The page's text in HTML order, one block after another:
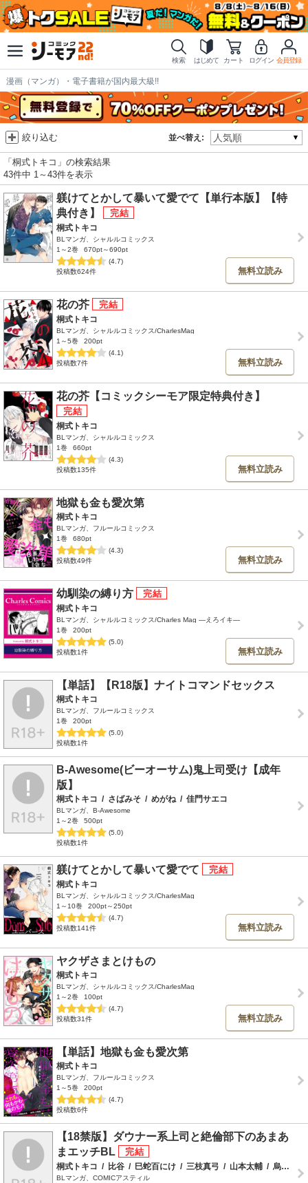
検索 はじめて カート ログイン 会員登録
漫画（マンガ）・電子書籍が国内最大級!!
並べ替え:
絞り込む
「桐式トキコ」の検索結果
43件中 1～43件を表示
躾けてとかして暴いて愛でて【単行本版】【特
典付き】
桐式トキコ
BLマンガ、シャルルコミックス
1～2巻
670pt～690pt
(4.7)
投稿数624件
無料立読み
花の芥
桐式トキコ
BLマンガ、シャルルコミックス/CharlesMag
1～5巻
200pt
(4.1)
投稿数7件
無料立読み
花の芥【コミックシーモア限定特典付き】
桐式トキコ
BLマンガ、シャルルコミックス
1巻
660pt
(4.3)
投稿数135件
無料立読み
地獄も金も愛次第
桐式トキコ
BLマンガ、フルールコミックス
1巻
680pt
(4.3)
投稿数49件
無料立読み
幼馴染の縛り方
桐式トキコ
BLマンガ、シャルルコミックス/Charles Mag ―えろイキ―
1巻
200pt
(5.0)
投稿数1件
無料立読み
【単話】【R18版】ナイトコマンドセックス
桐式トキコ
BLマンガ、フルールコミックス
1巻
200pt
(5.0)
投稿数1件
B-Awesome(ビーオーサム)鬼上司受け【成年
版】
桐式トキコ / さばみそ / めがね / 佳門サエコ
BLマンガ、B-Awesome
1～2巻
500pt
(5.0)
投稿数1件
躾けてとかして暴いて愛でて
桐式トキコ
BLマンガ、シャルルコミックス/CharlesMag
1～10巻
200pt～250pt
(4.7)
投稿数141件
無料立読み
ヤクザさまとけもの
桐式トキコ
BLマンガ、シャルルコミックス/CharlesMag
1～2巻
100pt
(4.7)
投稿数31件
無料立読み
【単話】地獄も金も愛次第
桐式トキコ
BLマンガ、フルールコミックス
1～5巻
200pt
(4.7)
投稿数6件
【18禁版】ダウナー系上司と絶倫部下のあまあ
まエッチBL
桐式トキコ / 比谷 / 巳蛇百にけ / 三枝真弓 / 山本太輔 / 烏丸ピヨひこ
BLマンガ、COMICアスティル